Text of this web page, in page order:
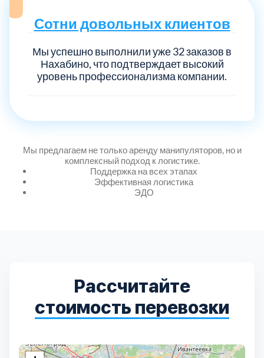
Сотни довольных клиентов
Мы успешно выполнили уже 32 заказов в
Нахабино, что подтверждает высокий
уровень профессионализма компании.
Мы предлагаем не только аренду манипуляторов, но и
комплексный подход к логистике.
Поддержка на всех этапах
Эффективная логистика
ЭДО
Рассчитайте
стоимость перевозки
Волоколамский
Воскресенский
Домодедовский